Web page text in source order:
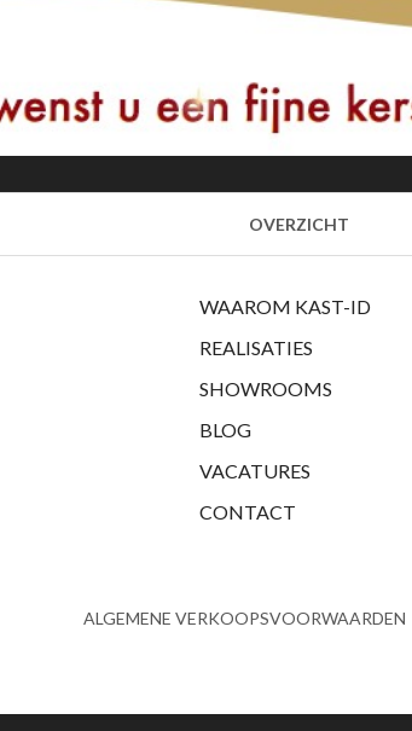
OVERZICHT
WAAROM KAST-ID
REALISATIES
SHOWROOMS
BLOG
VACATURES
CONTACT
ALGEMENE VERKOOPSVOORWAARDEN